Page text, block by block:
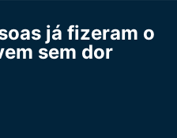
já fizeram o
sem dor